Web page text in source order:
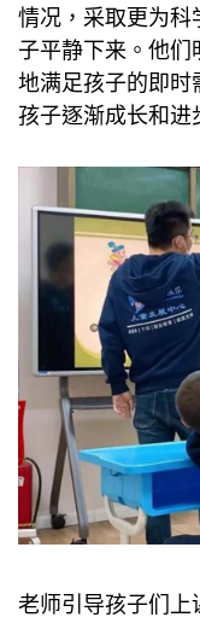
情况，采取更为科
子平静下来。他
地满足孩子的即时
孩子逐渐成长和进
老师引导孩子们上